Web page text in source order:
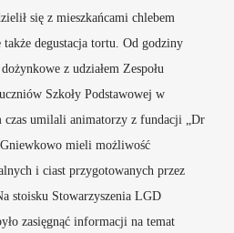
się z mieszkańcami chlebem
degustacja tortu. Od godziny
z udziałem Zespołu
Szkoły Podstawowej w
czas umilali animatorzy z fundacji „Dr
mieli możliwość
i ciast przygotowanych przez
stoisku Stowarzyszenia LGD
zasięgnąć informacji na temat